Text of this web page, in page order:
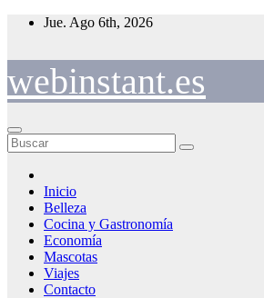
Saltar
Jue. Ago 6th, 2026
webinstant.es
Inicio
Belleza
Cocina y Gastronomía
Economía
Mascotas
Viajes
Contacto